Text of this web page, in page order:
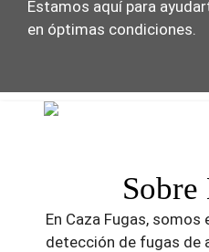
Estamos aquí para
en óptimas condiciones.
Sobre
En Caza Fugas,
detección de fugas de